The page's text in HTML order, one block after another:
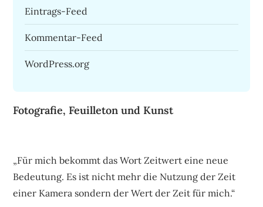
Eintrags-Feed
Kommentar-Feed
WordPress.org
Fotografie, Feuilleton und Kunst
„Für mich bekommt das Wort Zeitwert eine neue
Bedeutung. Es ist nicht mehr die Nutzung der Zeit
einer Kamera sondern der Wert der Zeit für mich.“